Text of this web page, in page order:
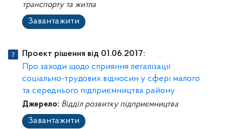
транспорту та житла
Завантажити
Проект рішення від 01.06.2017:
Про заходи щодо сприяння легалізації
соціально-трудових відносин у сфері малого
та середнього підприємництва району
Джерело: Відділ розвитку підприємництва
Завантажити